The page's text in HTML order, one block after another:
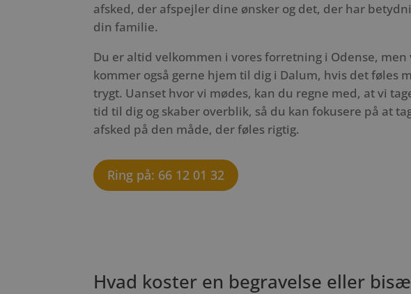
afsked, der afspejler dine ønsker og det, der har
din familie.
Du er altid velkommen i vores forretning i Odense, men
kommer også gerne hjem til dig i Dalum, hvis det føles
trygt. Uanset hvor vi mødes, kan du regne med, at vi
tid til dig og skaber overblik, så du kan fokusere på at
afsked på den måde, der føles rigtig.
Ring på: 66 12 01 32
Hvad koster en begravelse eller